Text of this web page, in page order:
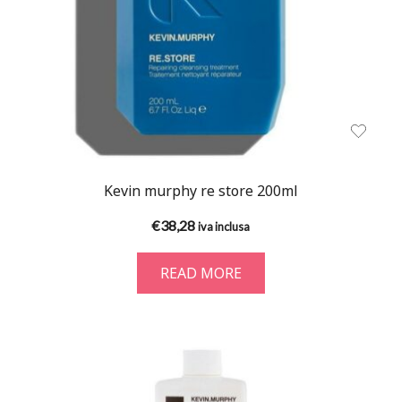
Kevin murphy re store 200ml
€38,28iva inclusa
READ MORE